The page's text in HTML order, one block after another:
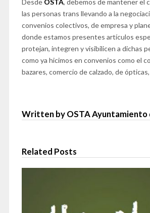
Desde OSTA, debemos de mantener el
las personas trans llevando a la
convenios colectivos, de empresa y
donde estamos presentes artículos
protejan, integren y visibilicen a dichas
como ya hicimos en convenios como el
bazares, comercio de calzado, de
Written by OSTA Ayuntamiento
Related Posts